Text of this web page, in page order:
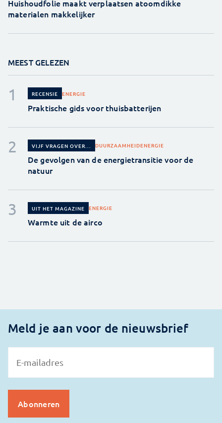
Huishoudfolie maakt verplaatsen atoomdikke
materialen makkelijker
MEEST GELEZEN
RECENSIE ENERGIE
Praktische gids voor thuisbatterijen
VIJF VRAGEN OVER... DUURZAAMHEIDENERGIE
De gevolgen van de energietransitie voor de
natuur
UIT HET MAGAZINE ENERGIE
Warmte uit de airco
Meld je aan voor de nieuwsbrief